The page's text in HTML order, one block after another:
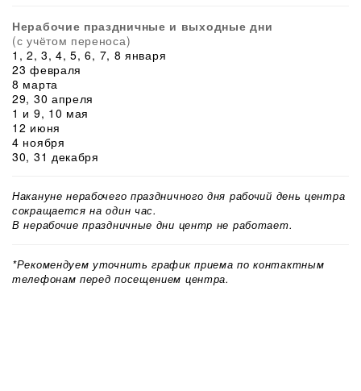
Нерабочие праздничные и выходные дни
(с учётом переноса)
1, 2, 3, 4, 5, 6, 7, 8 января
23 февраля
8 марта
29, 30 апреля
1 и 9, 10 мая
12 июня
4 ноября
30, 31 декабря
Накануне нерабочего праздничного дня рабочий день центра
сокращается на один час.
В нерабочие праздничные дни центр не работает.
*Рекомендуем уточнить график приема по контактным
телефонам перед посещением центра.